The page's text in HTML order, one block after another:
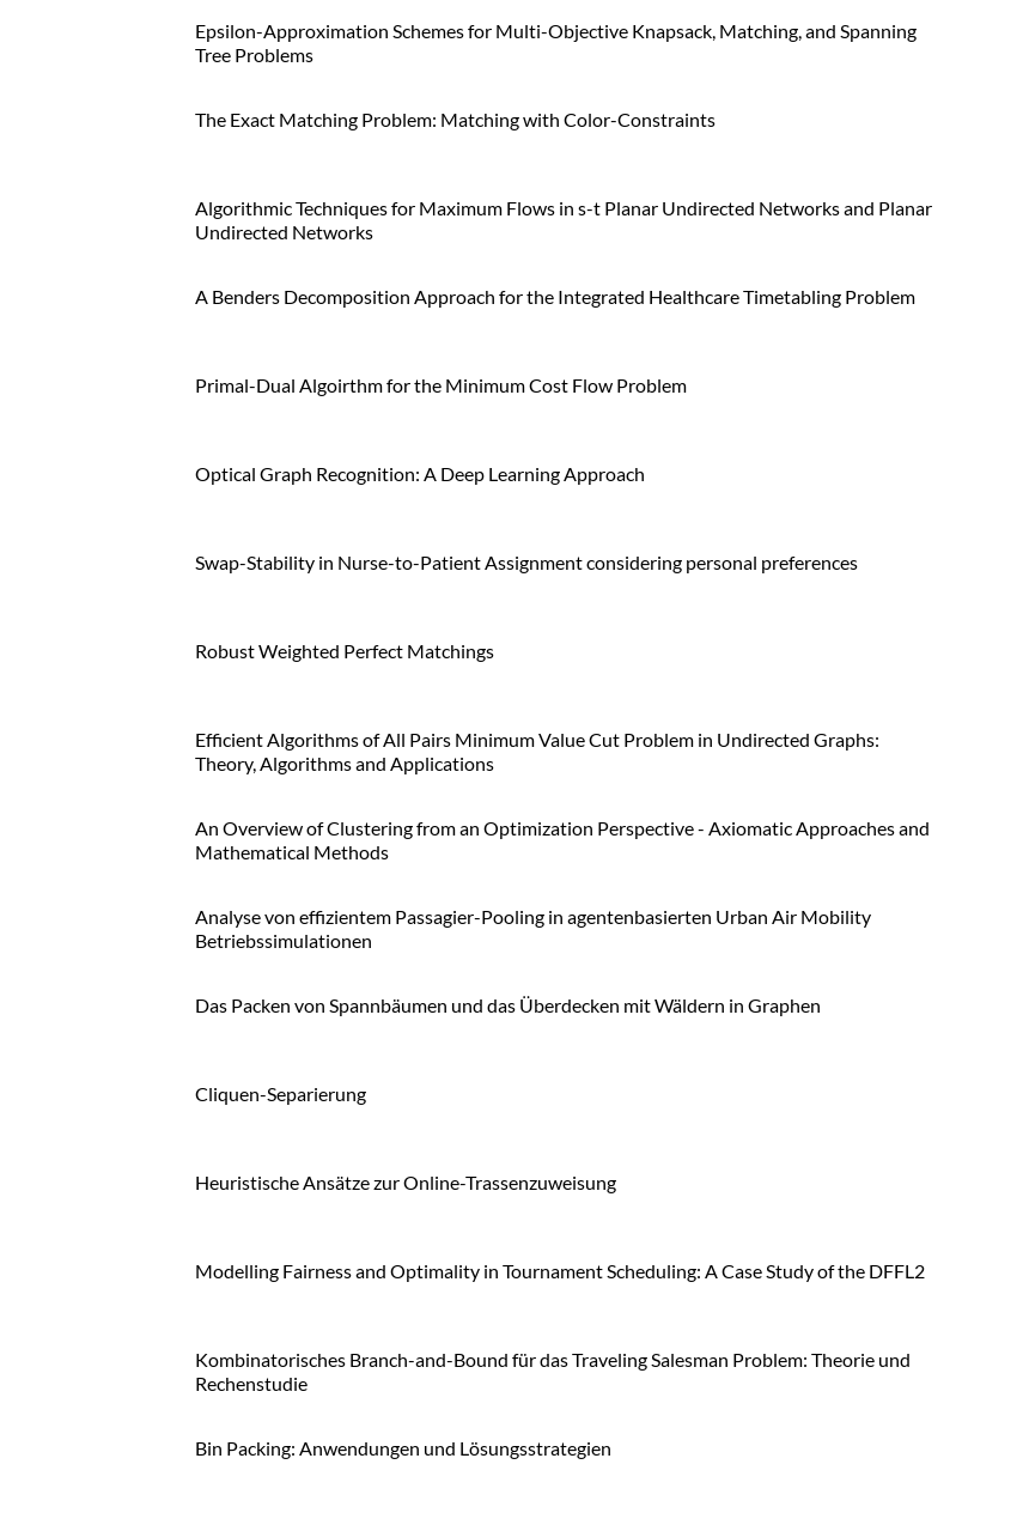
Epsilon-Approximation Schemes for Multi-Objective Knapsack, Matching, and Spanning
Tree Problems
The Exact Matching Problem: Matching with Color-Constraints
Algorithmic Techniques for Maximum Flows in s-t Planar Undirected Networks and Planar
Undirected Networks
A Benders Decomposition Approach for the Integrated Healthcare Timetabling Problem
Primal-Dual Algoirthm for the Minimum Cost Flow Problem
Optical Graph Recognition: A Deep Learning Approach
Swap-Stability in Nurse-to-Patient Assignment considering personal preferences
Robust Weighted Perfect Matchings
Efficient Algorithms of All Pairs Minimum Value Cut Problem in Undirected Graphs:
Theory, Algorithms and Applications
An Overview of Clustering from an Optimization Perspective - Axiomatic Approaches and
Mathematical Methods
Analyse von effizientem Passagier-Pooling in agentenbasierten Urban Air Mobility
Betriebssimulationen
Das Packen von Spannbäumen und das Überdecken mit Wäldern in Graphen
Cliquen-Separierung
Heuristische Ansätze zur Online-Trassenzuweisung
Modelling Fairness and Optimality in Tournament Scheduling: A Case Study of the DFFL2
Kombinatorisches Branch-and-Bound für das Traveling Salesman Problem: Theorie und
Rechenstudie
Bin Packing: Anwendungen und Lösungsstrategien